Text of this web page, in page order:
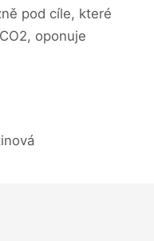
pod cíle, které
oponuje